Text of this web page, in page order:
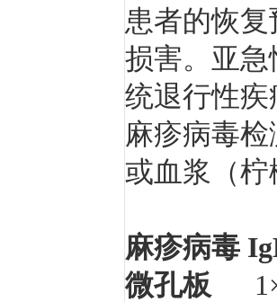
患者的恢
损害。亚急
统退行性
麻疹病毒
或血浆（
麻疹病毒
微孔板